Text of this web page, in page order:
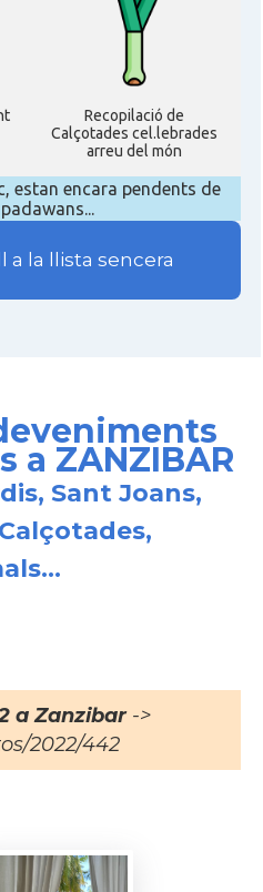
Recopilació de
Calçotades cel.lebrades
arreu del món
estan encara pendents de
a la llista sencera
a ZANZIBAR
Sant Joans,
a Zanzibar->
2022/442